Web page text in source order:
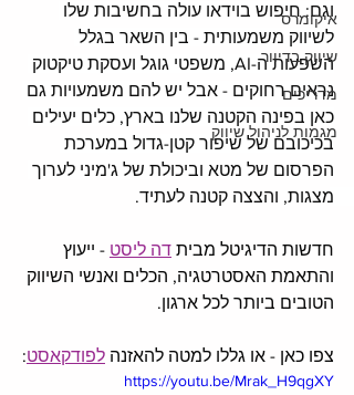
איקומרס
שיווק בדיוור
מדריכים
מגמות לניהול שיווק
וגם: חיפוש בוידאו עולה בחשיבות שלו
לשיווק משמעותית - בין השאר בגלל
השפעות ה-AI, משפטי גוגל ועסקת טיקטוק
נראים רחוקים - אבל יש להם משמעויות גם
כאן בפינה הקטנה שלנו בארץ, כלים יעילים
בכיכובם של שיפור קטן-גדול במערכת
הפרסום של מטא וביכולת של ג'מיני לערוך
מצגות, והצצה קטנה לעתיד.
חדשות הדיגיטל מבית דה ליסט - ייעוץ
והתאמת האסטרטגיה, הכלים ואנשי השיווק
הטובים ביותר לכל ארגון.
צפו כאן - או גללו למטה להאזנה לפודקאסט:
https://youtu.be/Mrak_H9qgXY